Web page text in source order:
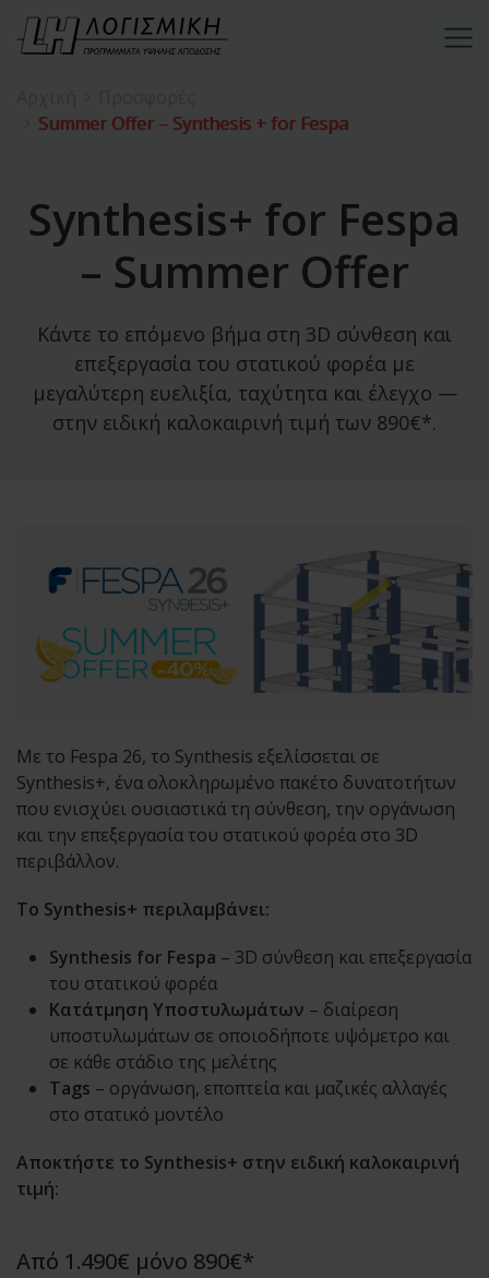
Summer Offer – Synthesis + for Fespa
Synthesis+ for Fespa
– Summer Offer
Κάντε το επόμενο βήμα στη 3D σύνθεση και
επεξεργασία του στατικού φορέα με
μεγαλύτερη ευελιξία, ταχύτητα και έλεγχο —
στην ειδική καλοκαιρινή τιμή των 890€*.
Με το Fespa 26, το Synthesis εξελίσσεται σε
Synthesis+, ένα ολοκληρωμένο πακέτο δυνατοτήτων
που ενισχύει ουσιαστικά τη σύνθεση, την οργάνωση
και την επεξεργασία του στατικού φορέα στο 3D
περιβάλλον.
Το Synthesis+ περιλαμβάνει:
Synthesis for Fespa – 3D σύνθεση και επεξεργασία
του στατικού φορέα
Κατάτμηση Υποστυλωμάτων – διαίρεση
υποστυλωμάτων σε οποιοδήποτε υψόμετρο και
σε κάθε στάδιο της μελέτης
Tags – οργάνωση, εποπτεία και μαζικές αλλαγές
στο στατικό μοντέλο
Αποκτήστε το Synthesis+ στην ειδική καλοκαιρινή
τιμή:
Από 1.490€ μόνο 890€*